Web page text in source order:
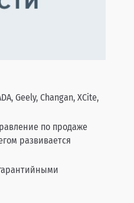
Geely, Changan, XCite,
по продаже
развивается